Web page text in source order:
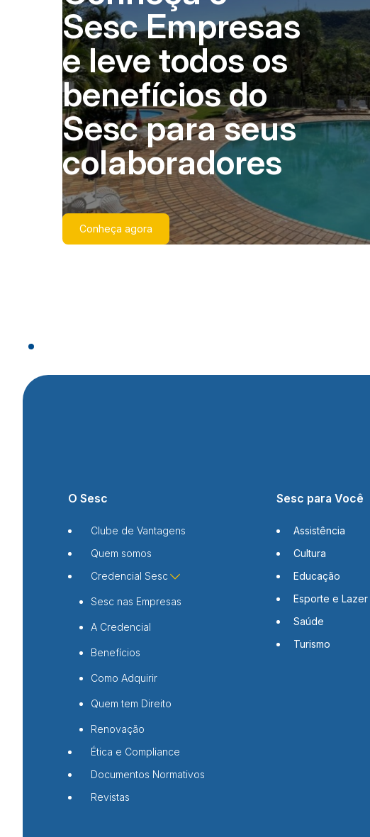
Sesc Empresas
e leve todos os
benefícios do
Sesc para seus
colaboradores
Conheça agora
O Sesc
Clube de Vantagens
Quem somos
Credencial Sesc
Sesc nas Empresas
A Credencial
Benefícios
Como Adquirir
Quem tem Direito
Renovação
Ética e Compliance
Documentos Normativos
Revistas
Sesc para Você
Assistência
Cultura
Educação
Esporte e Lazer
Saúde
Turismo